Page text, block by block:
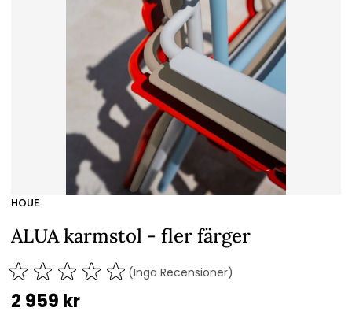
HOUE
ALUA karmstol - fler färger
(Inga Recensioner)
2 959 kr